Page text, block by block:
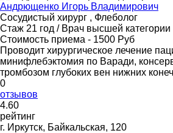
Андрющенко Игорь Владимирович
Сосудистый хирург , Флеболог
Стаж 21 год / Врач высшей категории
Стоимость приема - 1500 Руб
Проводит хирургическое лечение
минифлебэктомия по Варади,
тромбозом глубоких вен нижних
0
отзывов
4.60
рейтинг
г. Иркутск, Байкальская, 120